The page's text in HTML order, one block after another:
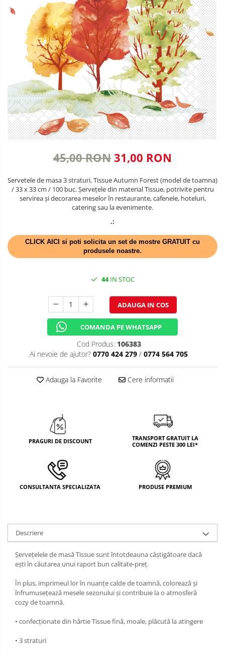
VALENTINE'S DAY /DRAGOBETE
1 & 8 MARTIE
PAŞTE / EASTER
TEMATICA CULINARA
IARNA-CRACIUN-REVELION
DECOR NEGRU
DECOR CREM
DECOR BEJ & MARO
DECOR ROZ
DECOR NUNTA & LOGODNA
DECOR BOTEZ
DECOR EVENIMENTE CORPORATE
DECOR PETRECERI
TEMATICA MARINA
TEMATICA MEDITERANEANA
TEMATICA BOTANICA / VEGETALA
TEMATICA RUSTICA
TEMATICA ROMANTICA
DECOR HALLOWEEN
DECOR ZIUA ROMANIEI
DECOR CRACIUN & REVELION
DECOR PRIMAVARA
DECOR VARA
DECOR IARNA
TEMATICA CULINARA
DECOR MOS NICOLAE
TEMATICA FLORALA
45,00 RON 31,00 RON
Servetele de masa 3 straturi, Tissue Autumn Forest (model de toamna)
/ 33 x 33 cm / 100 buc. Șervețele din material Tissue, potrivite pentru
servirea și decorarea meselor în restaurante, cafenele, hoteluri,
catering sau la evenimente.
.:
CLICK AICI si poti solicita un set de mostre GRATUIT cu
produsele noastre.
44IN STOC
ADAUGA IN COS
COMANDA PE WHATSAPP
Cod Produs: 106383
Ai nevoie de ajutor? 0770 424 279 / 0774 564 705
Adauga la Favorite Cere informatii
PRAGURI DE DISCOUNT
TRANSPORT GRATUIT LA
COMENZI PESTE 300 LEI*
CONSULTANTA SPECIALIZATA PRODUSE PREMIUM
Descriere
Șervețelele de masă Tissue sunt întotdeauna câștigătoare dacă
ești în căutarea unui raport bun calitate-preț.
În plus, imprimeul lor în nuanțe calde de toamnă, colorează și
înfrumusețează mesele sezonului și contribuie la o atmosferă
cozy de toamnă.
• confecționate din hârtie Tissue fină, moale, plăcută la atingere
• 3 straturi